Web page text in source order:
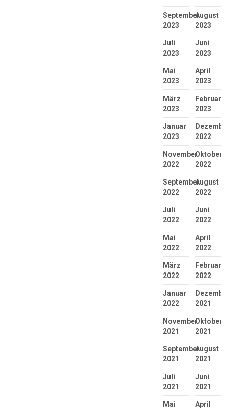
September
2023
August
2023
Juli
2023
Juni
2023
Mai
2023
April
2023
März
2023
Februar
2023
Januar
2023
2022
November
2022
Oktober
2022
September
2022
August
2022
Juli
2022
Juni
2022
Mai
2022
April
2022
März
2022
Februar
2022
Januar
2022
2021
November
2021
Oktober
2021
September
2021
August
2021
Juli
2021
Juni
2021
Mai
April